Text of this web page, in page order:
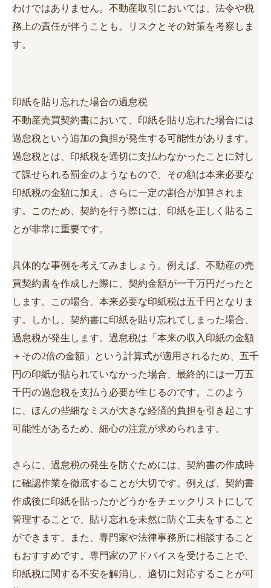
わけではありません。不動産取引においては、法令や税
務上の責任が伴うことも。リスクとその対策を考察しま
す。
印紙を貼り忘れた場合の過怠税
不動産売買契約書において、印紙を貼り忘れた場合には
過怠税という追加の負担が発生する可能性があります。
過怠税とは、印紙税を適切に支払わなかったことに対し
て課せられる罰金のようなもので、その額は本来必要な
印紙税の金額に加え、さらに一定の割合が加算されま
す。このため、契約を行う際には、印紙を正しく貼るこ
とが非常に重要です。
具体的な事例を考えてみましょう。例えば、不動産の売
買契約書を作成した際に、契約金額が一千万円だったと
します。この場合、本来必要な印紙税は五千円となりま
す。しかし、契約書に印紙を貼り忘れてしまった場合、
過怠税が発生します。過怠税は「本来の収入印紙の金額
＋その2倍の金額」という計算式が適用されるため、五千
円の印紙が貼られていなかった場合、最終的には一万五
千円の過怠税を支払う必要が生じるのです。このよう
に、ほんの些細なミスが大きな経済的負担を引き起こす
可能性があるため、細心の注意が求められます。
さらに、過怠税の発生を防ぐためには、契約書の作成時
に確認作業を徹底することが大切です。例えば、契約書
作成後に印紙を貼ったかどうかをチェックリストにして
管理することで、貼り忘れを未然に防ぐ工夫をすること
ができます。また、専門家や法律事務所に相談すること
もおすすめです。専門家のアドバイスを受けることで、
印紙税に関する不安を解消し、適切に対応することが可